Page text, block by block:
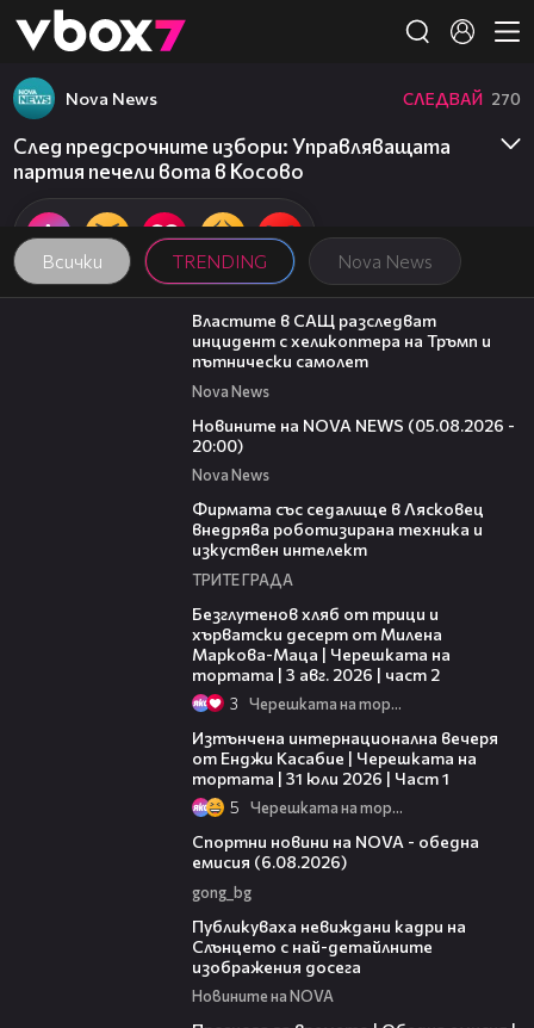
👾
Всички TRENDING Nova News
Nova News СЛЕДВАЙ 270
След предсрочните избори: Управляващата
партия печели вота в Косово
00:39
Властите в САЩ разследват
инцидент с хеликоптера на Тръмп и
пътнически самолет
Nova News
Новините на NOVA NEWS (05.08.2026 -
20:00)
Nova News
Фирмата със седалище в Лясковец
внедрява роботизирана техника и
изкуствен интелект
ТРИТЕ ГРАДА
Безглутенов хляб от трици и
хърватски десерт от Милена
Маркова-Маца | Черешката на
тортата | 3 авг. 2026 | част 2
3 Черешката на тортата
Изтънчена интернационална вечеря
от Енджи Касабие | Черешката на
тортата | 31 юли 2026 | Част 1
5 Черешката на тортата
Спортни новини на NOVA - обедна
емисия (6.08.2026)
gong_bg
Публикуваха невиждани кадри на
Слънцето с най-детайлните
изображения досега
Новините на NOVA